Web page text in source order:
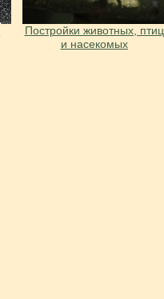
Постройки животных, птиц
и насекомых